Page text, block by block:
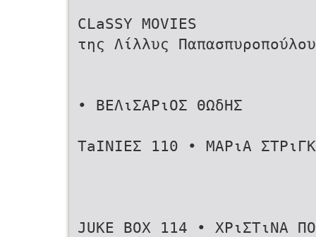
CLaSSY MOVIES
της Λίλλυς
• ΒΕΛιΣΑΡιΟΣ ΘΩδΗΣ
TaINIEΣ 110 • ΜΑΡιΑ
JUKE BOX 114 • ΧΡιΣΤιΝΑ